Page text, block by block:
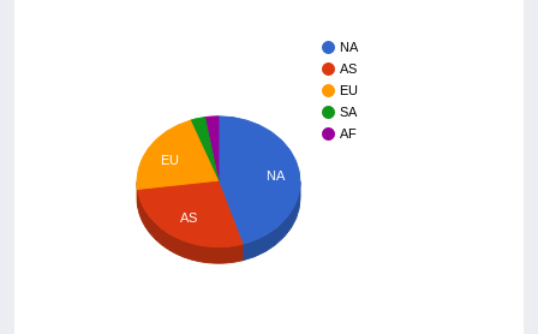
NA
AS
EU
SA
AF
NA
EU
AS